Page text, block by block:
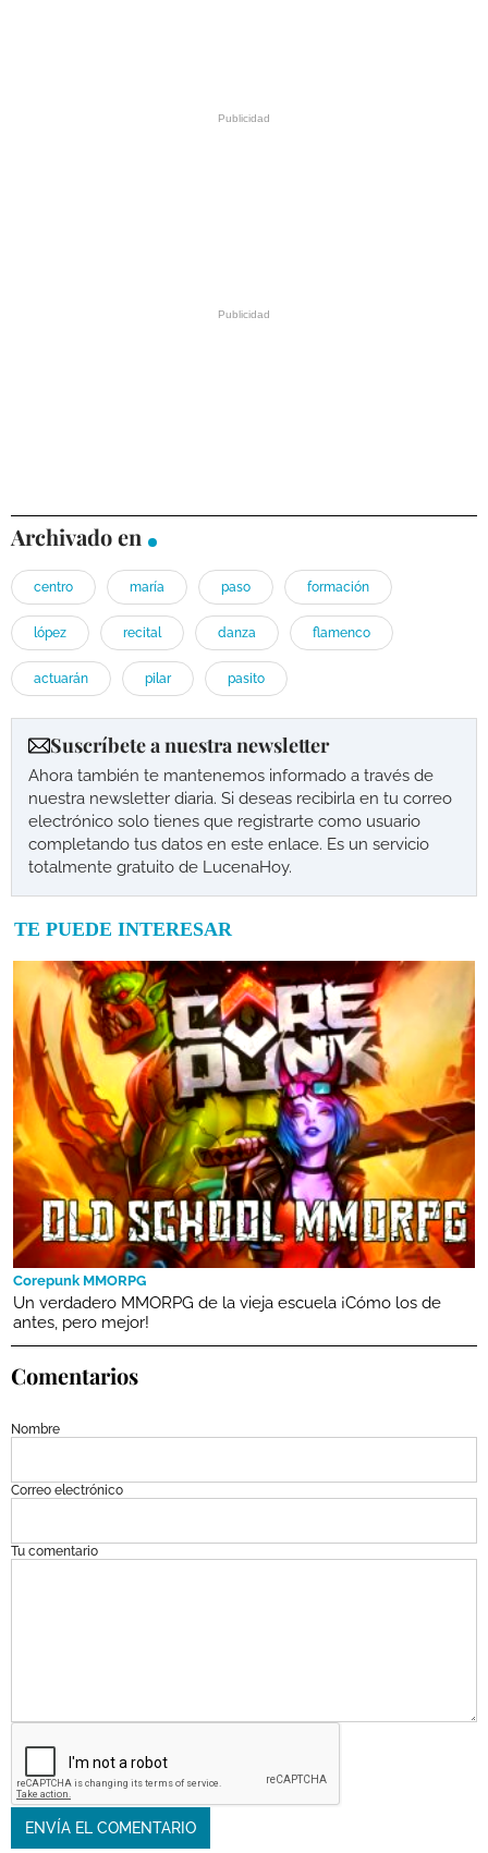
Archivado en
centro maría paso formación
lópez recital danza flamenco
actuarán pilar pasito
Suscríbete a nuestra newsletter
Ahora también te mantenemos informado a través de
nuestra newsletter diaria. Si deseas recibirla en tu correo
electrónico solo tienes que registrarte como usuario
completando tus datos en este enlace. Es un servicio
totalmente gratuito de LucenaHoy.
TE PUEDE INTERESAR
Corepunk MMORPG
Un verdadero MMORPG de la vieja escuela ¡Cómo los de
antes, pero mejor!
Comentarios
Nombre
Correo electrónico
Tu comentario